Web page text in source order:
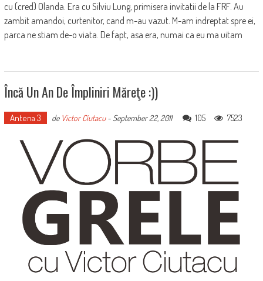
cu (cred) Olanda. Era cu Silviu Lung, primisera invitatii de la FRF. Au
zambit amandoi, curtenitor, cand m-au vazut. M-am indreptat spre ei,
parca ne stiam de-o viata. De fapt, asa era, numai ca eu ma uitam
Încă Un An De Împliniri Măreţe :))
Antena 3 de Victor Ciutacu- September 22, 2011 105 7523